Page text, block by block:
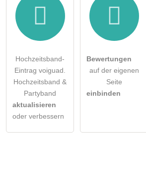
Hochzeitsband-
Eintrag voiguad.
Hochzeitsband &
Partyband
aktualisieren
oder verbessern
Bewertungen
auf der eigenen
Seite
einbinden